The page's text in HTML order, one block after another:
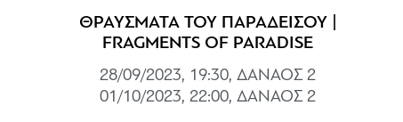
ΘΡΑΥΣΜΑΤΑ ΤΟΥ ΠΑΡΑΔΕΙΣΟΥ |
FRAGMENTS OF PARADISE
28/09/2023, 19:30, ΔΑΝΑΟΣ 2
01/10/2023, 22:00, ΔΑΝΑΟΣ 2